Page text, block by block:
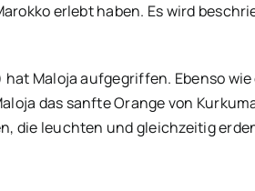
erlebt haben. Es wird
Maloja aufgegriffen. Ebenso
das sanfte Orange von
die leuchten und gleichzeitig